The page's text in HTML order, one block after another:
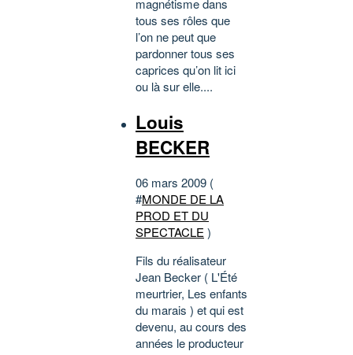
magnétisme dans
tous ses rôles que
l’on ne peut que
pardonner tous ses
caprices qu’on lit ici
ou là sur elle....
Louis
BECKER
06 mars 2009 (
#MONDE DE LA
PROD ET DU
SPECTACLE)
Fils du réalisateur
Jean Becker ( L'Été
meurtrier, Les enfants
du marais ) et qui est
devenu, au cours des
années le producteur